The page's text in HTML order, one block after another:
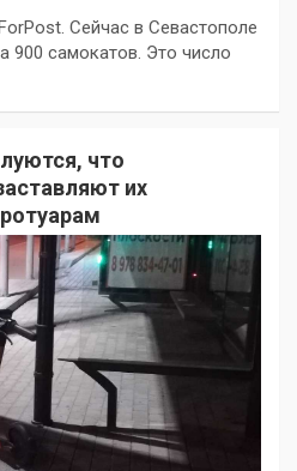
Сейчас в Севастополе
900 самокатов. Это число
что
их